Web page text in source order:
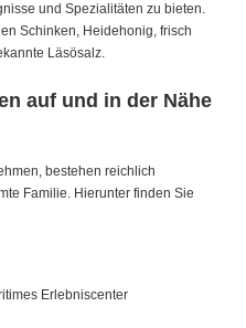
und Spezialitäten zu bieten.
Schinken, Heidehonig, frisch
Läsösalz.
auf und in der Nähe
bestehen reichlich
Familie. Hierunter finden Sie
Erlebniscenter